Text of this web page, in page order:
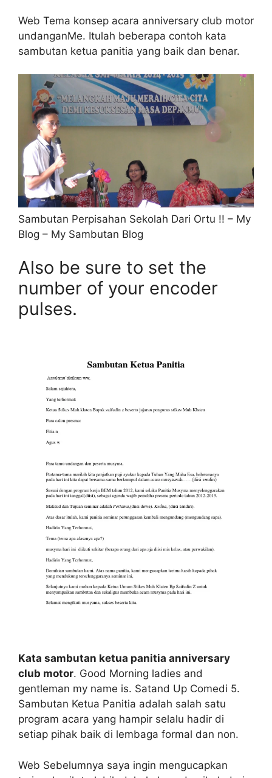
Web Tema konsep acara anniversary club motor
undanganMe. Itulah beberapa contoh kata
sambutan ketua panitia yang baik dan benar.
Sambutan Perpisahan Sekolah Dari Ortu !! – My
Blog – My Sambutan Blog
Also be sure to set the
number of your encoder
pulses.
Kata sambutan ketua panitia anniversary
club motor. Good Morning ladies and
gentleman my name is. Satand Up Comedi 5.
Sambutan Ketua Panitia adalah salah satu
program acara yang hampir selalu hadir di
setiap pihak baik di lembaga formal dan non.
Web Sebelumnya saya ingin mengucapkan